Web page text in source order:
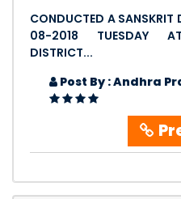
CONDUCTED A SANSKRIT
08-2018 TUESDAY
DISTRICT...
Post By : Andhra